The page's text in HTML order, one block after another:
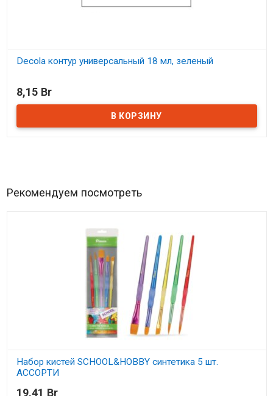
Decola контур универсальный 18 мл, зеленый
8,15 Br
Рекомендуем посмотреть
Набор кистей SCHOOL&HOBBY синтетика 5 шт.
АССОРТИ
19,41 Br